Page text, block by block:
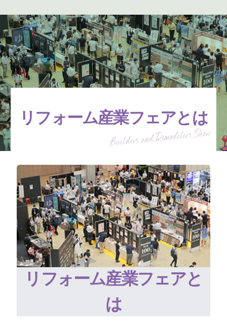
リフォーム産業フェアとは
リフォーム産業フェアと
は